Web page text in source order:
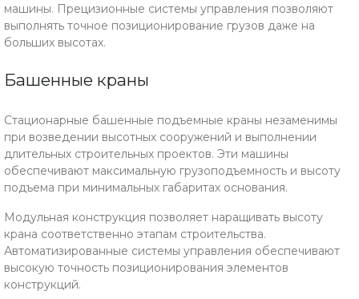
машины. Прецизионные системы управления позволяют
выполнять точное позиционирование грузов даже на
больших высотах.
Башенные краны
Стационарные башенные подъемные краны незаменимы
при возведении высотных сооружений и выполнении
длительных строительных проектов. Эти машины
обеспечивают максимальную грузоподъемность и высоту
подъема при минимальных габаритах основания.
Модульная конструкция позволяет наращивать высоту
крана соответственно этапам строительства.
Автоматизированные системы управления обеспечивают
высокую точность позиционирования элементов
конструкций.